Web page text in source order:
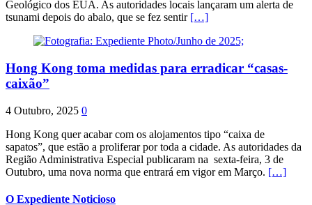
Geológico dos EUA. As autoridades locais lançaram um alerta de
tsunami depois do abalo, que se fez sentir […]
Hong Kong toma medidas para erradicar “casas-
caixão”
4 Outubro, 2025 0
Hong Kong quer acabar com os alojamentos tipo “caixa de
sapatos”, que estão a proliferar por toda a cidade. As autoridades da
Região Administrativa Especial publicaram na sexta-feira, 3 de
Outubro, uma nova norma que entrará em vigor em Março. […]
O Expediente Noticioso